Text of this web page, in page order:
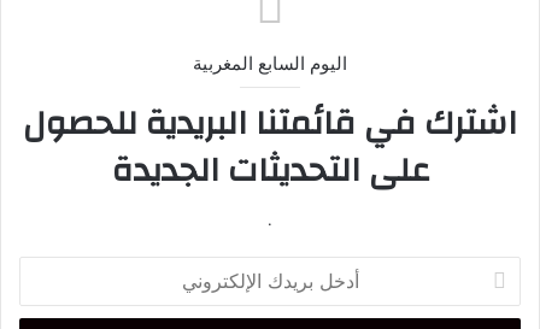
اليوم السابع المغربية
اشترك في قائمتنا البريدية للحصول
على التحديثات الجديدة
.
بريدك
الإلكتروني